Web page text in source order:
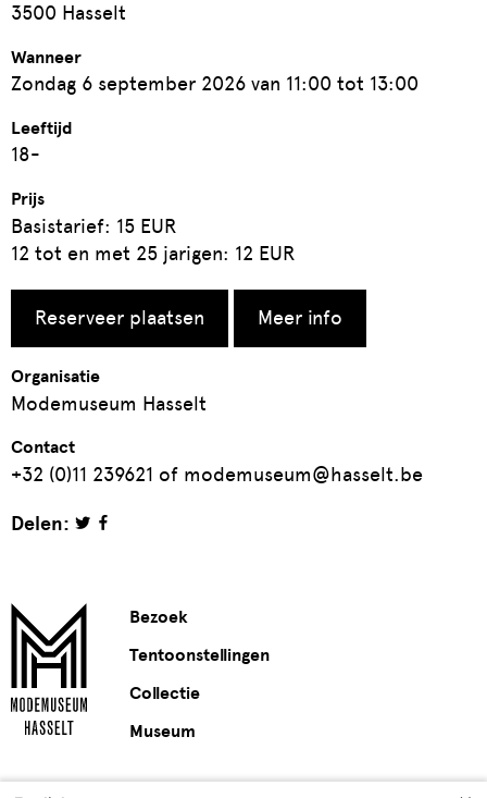
3500 Hasselt
Wanneer
Zondag 6 september 2026 van 11:00 tot 13:00
Leeftijd
18-
Prijs
Basistarief: 15 EUR
12 tot en met 25 jarigen: 12 EUR
Reserveer plaatsen Meer info
Organisatie
Modemuseum Hasselt
Contact
+32 (0)11 239621 of modemuseum@hasselt.be
Delen:
Bezoek
Tentoonstellingen
Collectie
Museum